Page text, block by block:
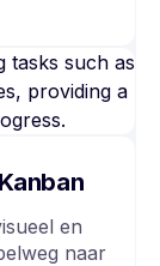
en
naar